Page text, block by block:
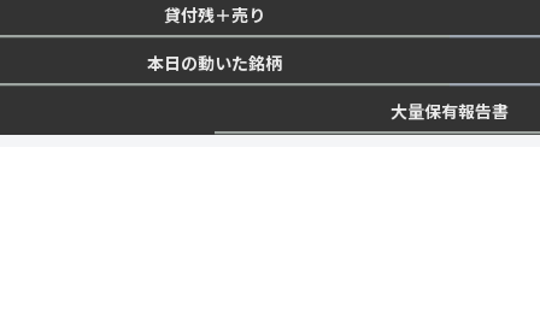
貸付残＋売り
本日の動いた銘柄
大量保有報告書